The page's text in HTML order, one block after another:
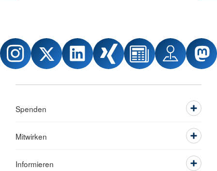
Spenden
Mitwirken
Informieren